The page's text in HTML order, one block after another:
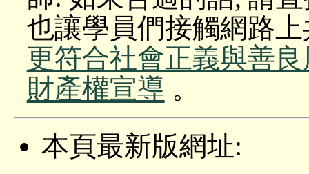
也讓學員們接觸網路
更符合社會正義與善
財產權宣導 。
本頁最新版網址: